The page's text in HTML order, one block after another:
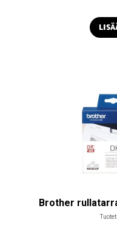
Brother